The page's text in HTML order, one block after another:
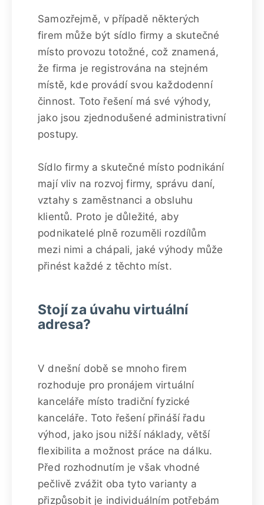
Samozřejmě, v případě některých
firem může být sídlo firmy a skutečné
místo provozu totožné, což znamená,
že firma je registrována na stejném
místě, kde provádí svou každodenní
činnost. Toto řešení má své výhody,
jako jsou zjednodušené administrativní
postupy.
Sídlo firmy a skutečné místo podnikání
mají vliv na rozvoj firmy, správu daní,
vztahy s zaměstnanci a obsluhu
klientů. Proto je důležité, aby
podnikatelé plně rozuměli rozdílům
mezi nimi a chápali, jaké výhody může
přinést každé z těchto míst.
Stojí za úvahu virtuální
adresa?
V dnešní době se mnoho firem
rozhoduje pro pronájem virtuální
kanceláře místo tradiční fyzické
kanceláře. Toto řešení přináší řadu
výhod, jako jsou nižší náklady, větší
flexibilita a možnost práce na dálku.
Před rozhodnutím je však vhodné
pečlivě zvážit oba tyto varianty a
přizpůsobit je individuálním potřebám